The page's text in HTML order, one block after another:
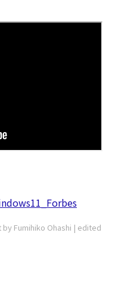
Fumihiko Ohashi | edited